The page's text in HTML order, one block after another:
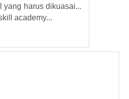
yang harus dikuasai...
academy...